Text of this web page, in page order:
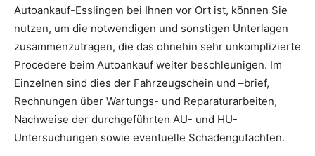
Autoankauf-Esslingen bei Ihnen vor Ort ist, können Sie
nutzen, um die notwendigen und sonstigen Unterlagen
zusammenzutragen, die das ohnehin sehr unkomplizierte
Procedere beim Autoankauf weiter beschleunigen. Im
Einzelnen sind dies der Fahrzeugschein und –brief,
Rechnungen über Wartungs- und Reparaturarbeiten,
Nachweise der durchgeführten AU- und HU-
Untersuchungen sowie eventuelle Schadengutachten.